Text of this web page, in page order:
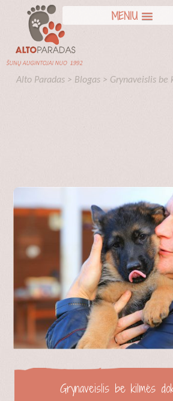
MENIU
Alto Paradas > Blogas > Grynaveislis be
Grynaveislis be kilmės